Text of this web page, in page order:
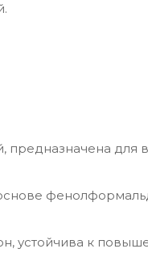
для
устойчива к